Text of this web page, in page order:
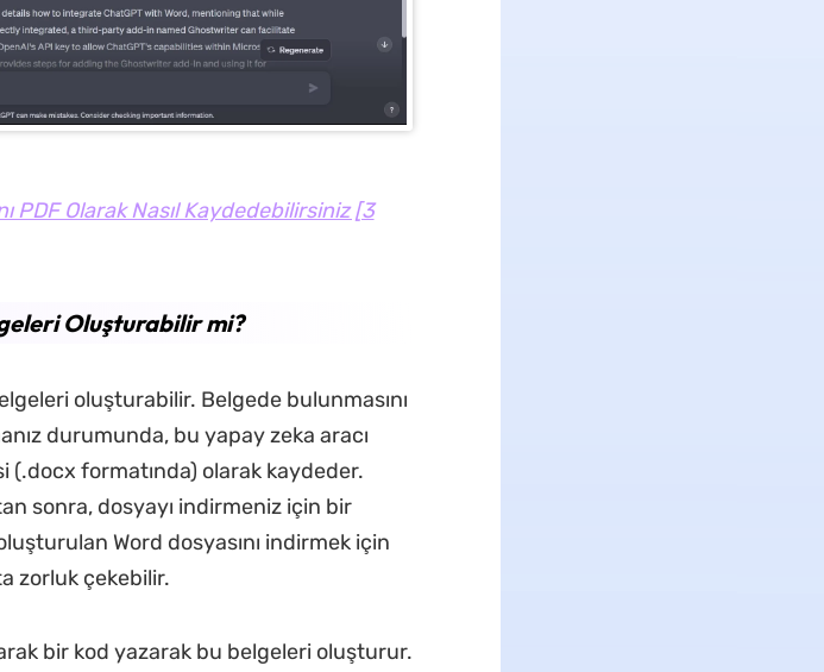
PDF Olarak Nasıl Kaydedebilirsiniz [3
Oluşturabilir mi?
oluşturabilir. Belgede bulunmasını
durumunda, bu yapay zeka aracı
formatında) olarak kaydeder.
sonra, dosyayı indirmeniz için bir
Word dosyasını indirmek için
zorluk çekebilir.
bir kod yazarak bu belgeleri oluşturur.